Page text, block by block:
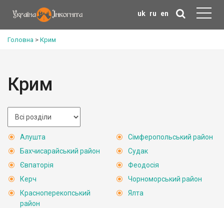
uk ru en
Головна > Крим
Крим
Алушта
Бахчисарайський район
Євпаторія
Керч
Красноперекопський
район
Сімферопольський район
Судак
Феодосія
Чорноморський район
Ялта